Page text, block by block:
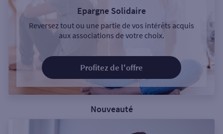
Epargne Solidaire
Reversez tout ou une partie de vos intérêts acquis
aux associations de votre choix.
Profitez de l'offre
Nouveauté